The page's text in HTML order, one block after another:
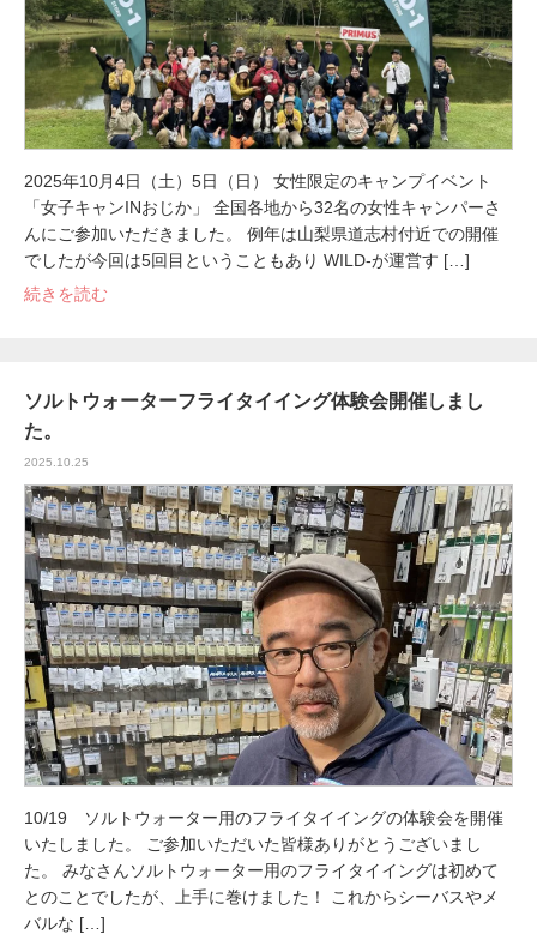
2025年10月4日（土）5日（日） 女性限定のキャンプイベント
「女子キャンINおじか」 全国各地から32名の女性キャンパーさ
んにご参加いただきました。 例年は山梨県道志村付近での開催
でしたが今回は5回目ということもあり WILD-が運営す […]
続きを読む
ソルトウォーターフライタイイング体験会開催しまし
た。
2025.10.25
10/19 ソルトウォーター用のフライタイイングの体験会を開催
いたしました。 ご参加いただいた皆様ありがとうございまし
た。 みなさんソルトウォーター用のフライタイイングは初めて
とのことでしたが、上手に巻けました！ これからシーバスやメ
バルな […]